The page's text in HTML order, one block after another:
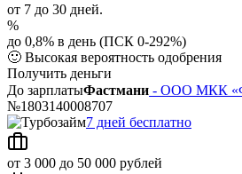
от 7 до 30 дней.
%
до 0,8% в день (ПСК 0-292%)
🙂 Высокая вероятность одобрения
Получить деньги
До зарплатыФастмани - ООО МКК
№1803140008707
7 дней бесплатно
от 3 000 до 50 000 рублей